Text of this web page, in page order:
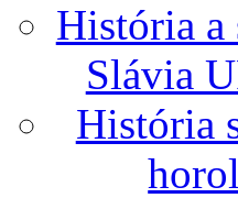
História a
Slávia
História